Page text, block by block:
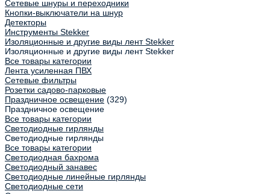
Сетевые шнуры и переходники
Кнопки-выключатели на шнур
Детекторы
Инструменты Stekker
Изоляционные и другие виды лент Stekker
Изоляционные и другие виды лент Stekker
Все товары категории
Лента усиленная ПВХ
Сетевые фильтры
Розетки садово-парковые
Праздничное освещение (329)
Праздничное освещение
Все товары категории
Светодиодные гирлянды
Светодиодные гирлянды
Все товары категории
Светодиодная бахрома
Светодиодный занавес
Светодиодные линейные гирлянды
Светодиодные сети